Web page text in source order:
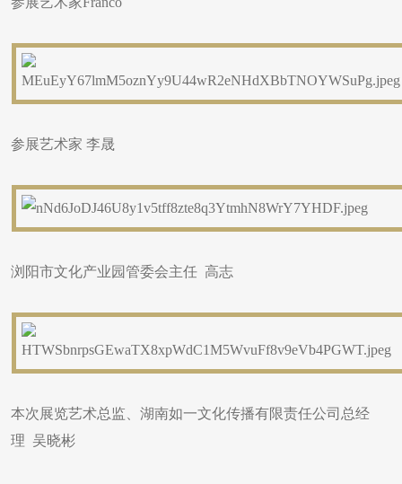
参展艺术家 李晟
浏阳市文化产业园管委会主任 高志
本次展览艺术总监、湖南如一文化传播有限责任公司总经
理 吴晓彬